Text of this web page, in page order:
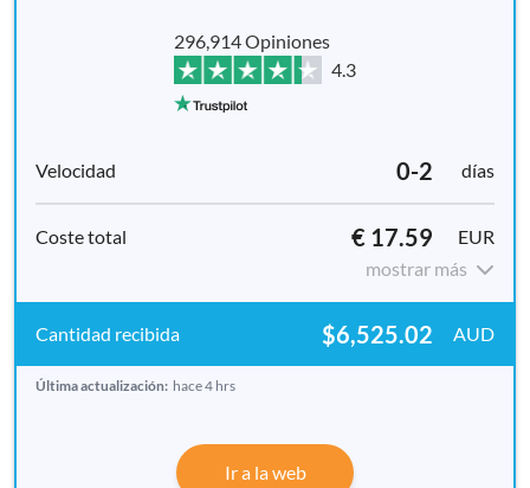
296,914 Opiniones
4.3
0-2 días
€ 17.59
EUR
mostrar más
$6,525.02 AUD
Última actualización: hace 4 hrs
Ir a la web